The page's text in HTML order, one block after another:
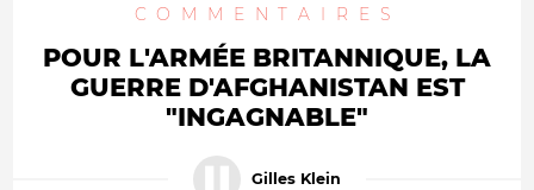
COMMENTAIRES
POUR L'ARMÉE BRITANNIQUE, LA
GUERRE D'AFGHANISTAN EST
"INGAGNABLE"
Gilles Klein